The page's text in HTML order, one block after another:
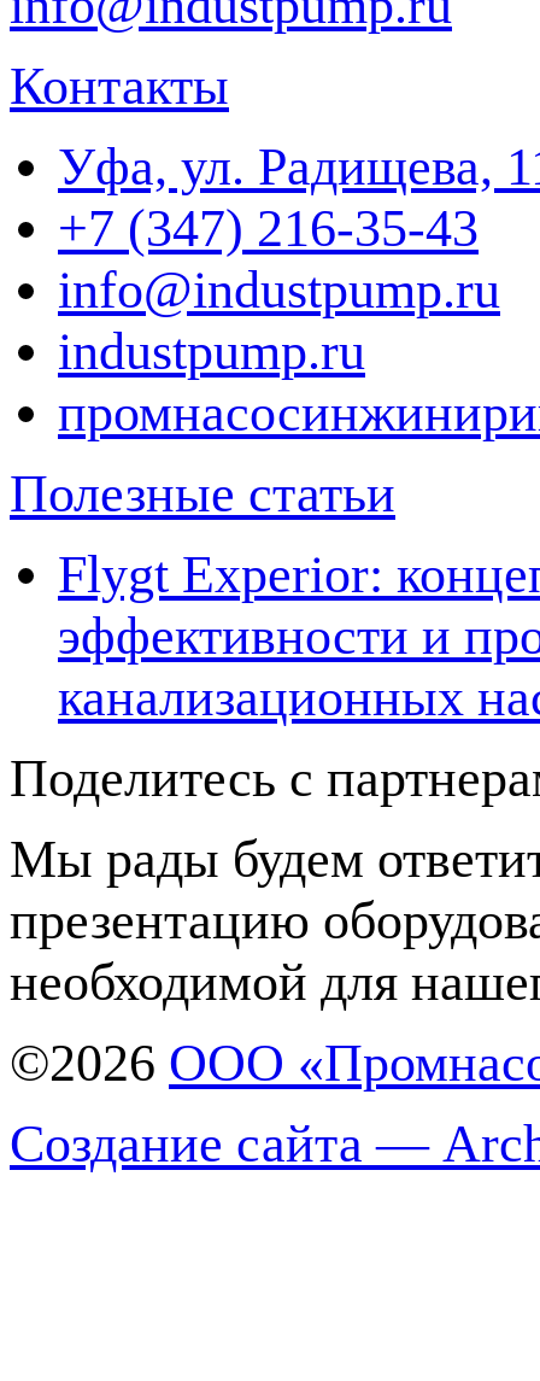
Контакты
Уфа, ул. Радищева,
+7 (347) 216-35-43
info@industpump.ru
industpump.ru
Полезные статьи
Flygt Experior:
эффективности и
канализационных
Поделитесь с
Мы рады будем
презентацию
необходимой для
©2026 ООО
Создание сайта —